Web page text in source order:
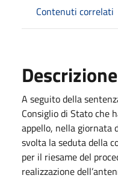
Contenuti correlati
Descrizione
A seguito della
Consiglio di Stato che
appello, nella giornata
svolta la seduta della
per il riesame del
realizzazione